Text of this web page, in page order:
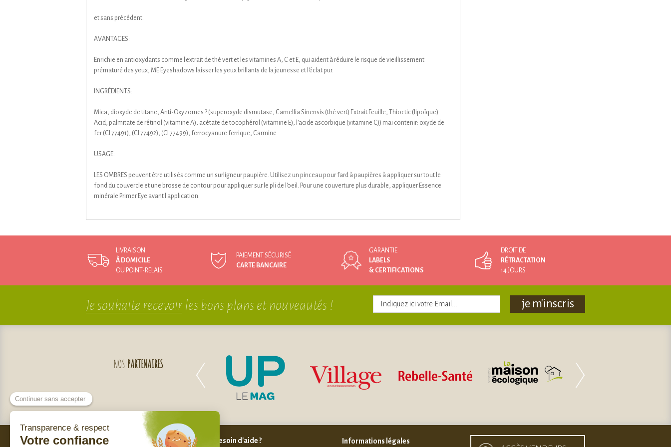
et sans précédent.
AVANTAGES:
Enrichie en antioxydants comme l'extrait de thé vert et les vitamines A, C et E, qui aident à réduire le risque de vieillissement
prématuré des yeux, ME Eyeshadows laisser les yeux brillants de la jeunesse et l'éclat pur.
INGRÉDIENTS:
Mica, dioxyde de titane, Anti-Oxyzomes ? (superoxyde dismutase, Camellia Sinensis (thé vert) Extrait Feuille, Thioctic (lipoïque)
Acid, palmitate de rétinol (vitamine A), acétate de tocophérol (vitamine E), l'acide ascorbique (vitamine C)) mai contenir: oxyde de
fer (CI 77491), (CI 77492), (CI 77499), ferrocyanure ferrique, Carmine
USAGE:
LES OMBRES peuvent être utilisés comme un surligneur paupière. Utilisez un pinceau pour fard à paupières à appliquer sur tout le
fond du couvercle et une brosse de contour pour appliquer sur le pli de l'oeil. Pour une couverture plus durable, appliquer Essence
minérale Primer Eye avant l'application.
LIVRAISON
À DOMICILE
OU POINT-RELAIS
PAIEMENT SÉCURISÉ
CARTE BANCAIRE
GARANTIE
LABELS
& CERTIFICATIONS
DROIT DE
RÉTRACTATION
14 JOURS
Je souhaite recevoirles bons plans et nouveautés ! je m'inscris
NOS PARTENAIRES
Nos engagements Besoin d'aide ? Informations légales